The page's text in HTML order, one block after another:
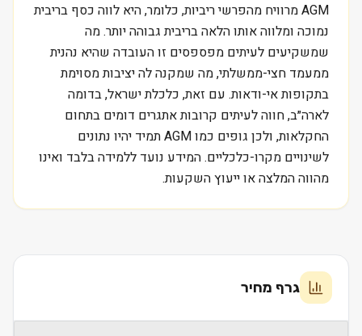
AGM מרוויח מהפרשי ריביות, כלומר, היא לווה כסף בריבית
נמוכה ומלווה אותו הלאה בריבית גבוהה יותר. מה
שמשקיעים לעיתים מפספסים זו העובדה שהיא נהנית
ממעמד חצי-ממשלתי, מה שמקנה לה יציבות מסוימת
בתקופות אי-ודאות. עם זאת, כלכלת ישראל, בדומה
לארה״ב, חווה לעיתים קרובות אתגרים דומים בתחום
החקלאות, ולכן גופים כמו AGM תמיד יהיו נתונים
לשינויים מקרו-כלכליים. המידע נועד ללמידה בלבד ואינו
מהווה המלצה או ייעוץ השקעות.
גרף מחיר